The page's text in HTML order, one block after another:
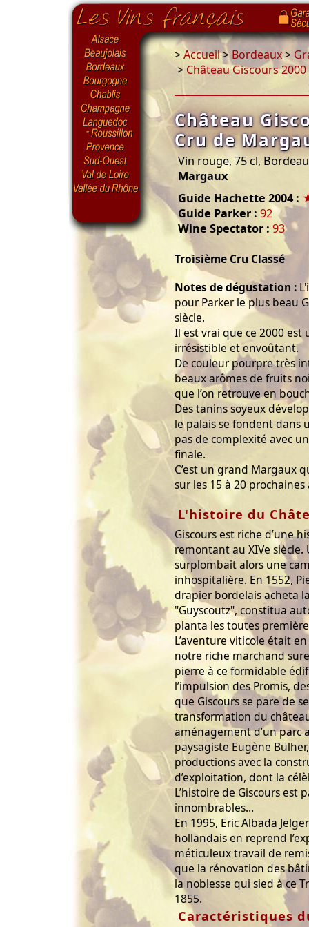
>Accueil>Bordeaux>
> Château Giscours
Château
Cru de
Vin rouge, 75 cl,
Margaux
Guide Hachette 2004 :
Guide Parker : 92
Wine Spectator : 93
Troisième Cru Classé
Notes de dégustation :
pour Parker le plus beau
siècle.
Il est vrai que ce 2000 est
irrésistible et envoûtant.
De couleur pourpre très
beaux arômes de fruits
que l’on retrouve en
Des tanins soyeux
le palais se fondent dans
pas de complexité avec
finale.
C’est un grand Margaux
sur les 15 à 20 prochaines
L'histoire du
Giscours est riche d’une
remontant au XIVe
surplombait alors une
inhospitalière. En 1552,
drapier bordelais acheta
"Guyscoutz", constitua
planta les toutes
L’aventure viticole était
notre riche marchand
pierre à ce formidable
l’impulsion des Promis,
que Giscours se pare de
transformation du
aménagement d’un parc
paysagiste Eugène
productions avec la
d’exploitation, dont la
L’histoire de Giscours est
innombrables…
En 1995, Eric Albada
hollandais en reprend
méticuleux travail de
que la rénovation des
la noblesse qui sied à ce
1855.
Caractéristiques